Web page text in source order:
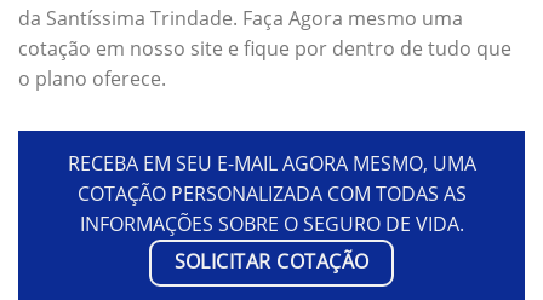
da Santíssima Trindade. Faça Agora mesmo uma
cotação em nosso site e fique por dentro de tudo que
o plano oferece.
RECEBA EM SEU E-MAIL AGORA MESMO, UMA
COTAÇÃO PERSONALIZADA COM TODAS AS
INFORMAÇÕES SOBRE O SEGURO DE VIDA.
SOLICITAR COTAÇÃO